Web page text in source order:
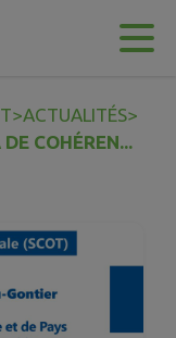
>ACTUALITÉS>
COHÉREN...